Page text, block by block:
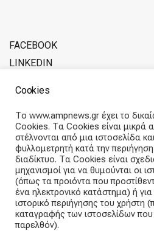
FACEBOOK
LINKEDIN
Articles straight into your
Subscribe and receive our
m
Cookies
Το www.ampnews.gr έχει το
Cookies. Τα Cookies είναι μικρά
στέλνονται από μια ιστοσελίδα
φυλλομετρητή κατά την
διαδίκτυο. Τα Cookies είναι
μηχανισμοί για να θυμούνται οι
(όπως τα προιόντα που
ένα ηλεκτρονικό κατάστημα) ή
ιστορικό περιήγησης του χρήστη
καταγραφής των ιστοσελίδων
παρελθόν).